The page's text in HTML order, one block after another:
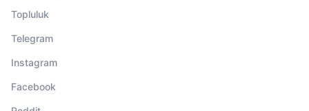
Topluluk
Telegram
Instagram
Facebook